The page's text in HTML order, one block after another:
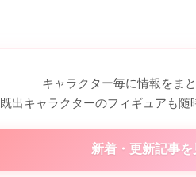
キャラクター毎に情報をまと
既出キャラクターのフィギュアも随
新着・更新記事を